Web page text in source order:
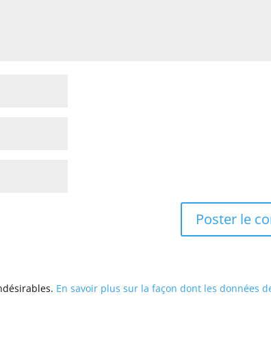
En savoir plus sur la façon dont les données